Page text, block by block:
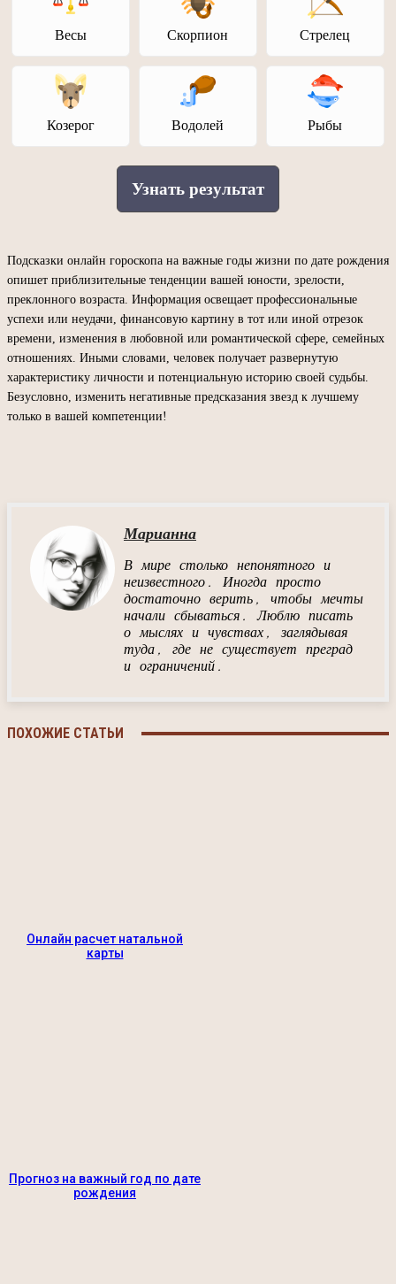
Весы Скорпион Стрелец
Козерог Водолей Рыбы
Узнать результат
Подсказки онлайн гороскопа на важные годы жизни по дате рождения
опишет приблизительные тенденции вашей юности, зрелости,
преклонного возраста. Информация освещает профессиональные
успехи или неудачи, финансовую картину в тот или иной отрезок
времени, изменения в любовной или романтической сфере, семейных
отношениях. Иными словами, человек получает развернутую
характеристику личности и потенциальную историю своей судьбы.
Безусловно, изменить негативные предсказания звезд к лучшему
только в вашей компетенции!
Марианна
В мире столько непонятного и
неизвестного. Иногда просто
достаточно верить, чтобы мечты
начали сбываться. Люблю писать
о мыслях и чувствах, заглядывая
туда, где не существует преград
и ограничений.
ПОХОЖИЕ СТАТЬИ
Онлайн расчет натальной
карты
Прогноз на важный год по дате
рождения